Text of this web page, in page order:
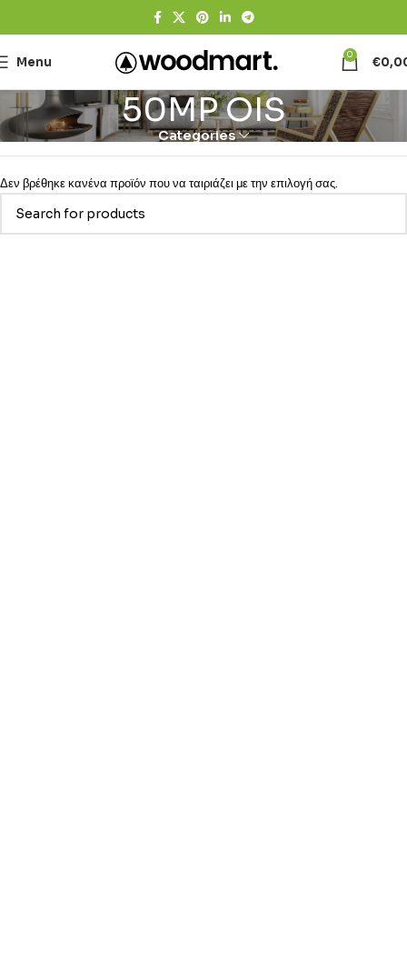
Menu 0 €
50MP OIS
Categories
Δεν βρέθηκε κανένα προϊόν που να ταιριάζει με την επιλογή σας.